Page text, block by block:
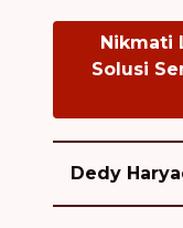
Nikmati
Solusi
Dedy